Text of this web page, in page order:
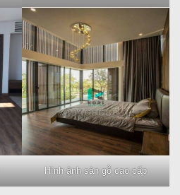
Hình ảnh sàn gỗ cao cấp